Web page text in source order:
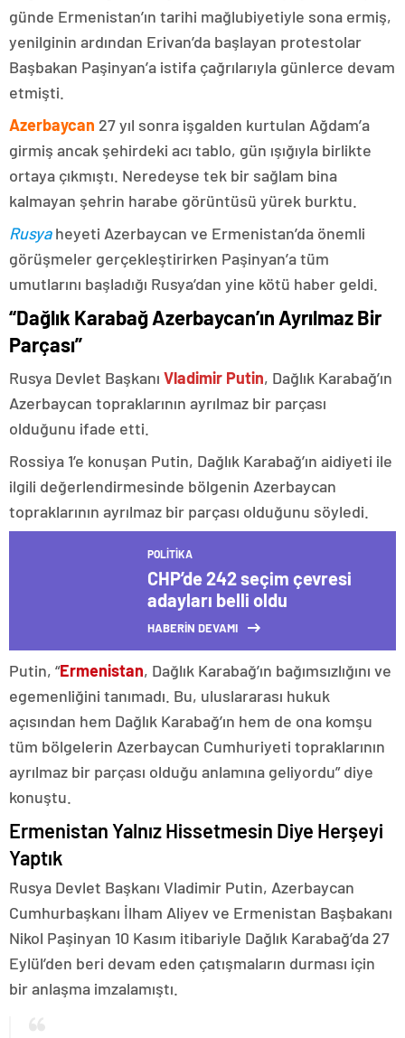
günde Ermenistan’ın tarihi mağlubiyetiyle sona ermiş,
yenilginin ardından Erivan’da başlayan protestolar
Başbakan Paşinyan’a istifa çağrılarıyla günlerce devam
etmişti.
Azerbaycan 27 yıl sonra işgalden kurtulan Ağdam’a
girmiş ancak şehirdeki acı tablo, gün ışığıyla birlikte
ortaya çıkmıştı. Neredeyse tek bir sağlam bina
kalmayan şehrin harabe görüntüsü yürek burktu.
Rusyaheyeti Azerbaycan ve Ermenistan’da önemli
görüşmeler gerçekleştirirken Paşinyan’a tüm
umutlarını başladığı Rusya’dan yine kötü haber geldi.
“Dağlık Karabağ Azerbaycan’ın Ayrılmaz Bir
Parçası”
Rusya Devlet Başkanı Vladimir Putin, Dağlık Karabağ’ın
Azerbaycan topraklarının ayrılmaz bir parçası
olduğunu ifade etti.
Rossiya 1’e konuşan Putin, Dağlık Karabağ’ın aidiyeti ile
ilgili değerlendirmesinde bölgenin Azerbaycan
topraklarının ayrılmaz bir parçası olduğunu söyledi.
POLITIKA
CHP’de 242 seçim çevresi
adayları belli oldu
HABERİN DEVAMI
Putin, “Ermenistan, Dağlık Karabağ’ın bağımsızlığını ve
egemenliğini tanımadı. Bu, uluslararası hukuk
açısından hem Dağlık Karabağ’ın hem de ona komşu
tüm bölgelerin Azerbaycan Cumhuriyeti topraklarının
ayrılmaz bir parçası olduğu anlamına geliyordu” diye
konuştu.
Ermenistan Yalnız Hissetmesin Diye Herşeyi
Yaptık
Rusya Devlet Başkanı Vladimir Putin, Azerbaycan
Cumhurbaşkanı İlham Aliyev ve Ermenistan Başbakanı
Nikol Paşinyan 10 Kasım itibariyle Dağlık Karabağ’da 27
Eylül’den beri devam eden çatışmaların durması için
bir anlaşma imzalamıştı.